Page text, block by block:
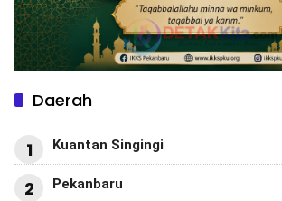
Daerah
1 Kuantan Singingi
2 Pekanbaru